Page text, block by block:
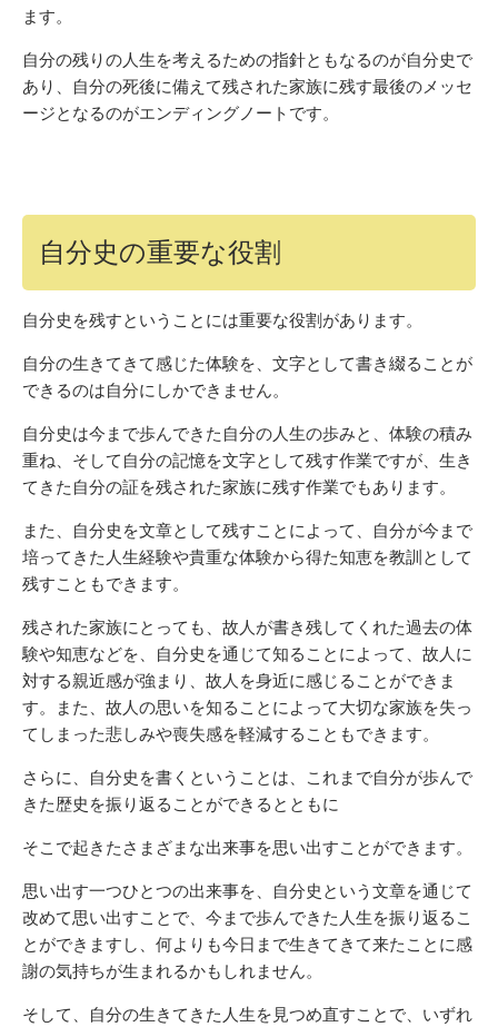
ます。
自分の残りの人生を考えるための指針ともなるのが自分史で
あり、自分の死後に備えて残された家族に残す最後のメッセ
ージとなるのがエンディングノートです。
自分史の重要な役割
自分史を残すということには重要な役割があります。
自分の生きてきて感じた体験を、文字として書き綴ることが
できるのは自分にしかできません。
自分史は今まで歩んできた自分の人生の歩みと、体験の積み
重ね、そして自分の記憶を文字として残す作業ですが、生き
てきた自分の証を残された家族に残す作業でもあります。
また、自分史を文章として残すことによって、自分が今まで
培ってきた人生経験や貴重な体験から得た知恵を教訓として
残すこともできます。
残された家族にとっても、故人が書き残してくれた過去の体
験や知恵などを、自分史を通じて知ることによって、故人に
対する親近感が強まり、故人を身近に感じることができま
す。また、故人の思いを知ることによって大切な家族を失っ
てしまった悲しみや喪失感を軽減することもできます。
さらに、自分史を書くということは、これまで自分が歩んで
きた歴史を振り返ることができるとともに
そこで起きたさまざまな出来事を思い出すことができます。
思い出す一つひとつの出来事を、自分史という文章を通じて
改めて思い出すことで、今まで歩んできた人生を振り返るこ
とができますし、何よりも今日まで生きてきて来たことに感
謝の気持ちが生まれるかもしれません。
そして、自分の生きてきた人生を見つめ直すことで、いずれ